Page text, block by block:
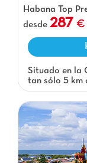
Habana Top
desde 287
Situado en la
tan sólo 5 km